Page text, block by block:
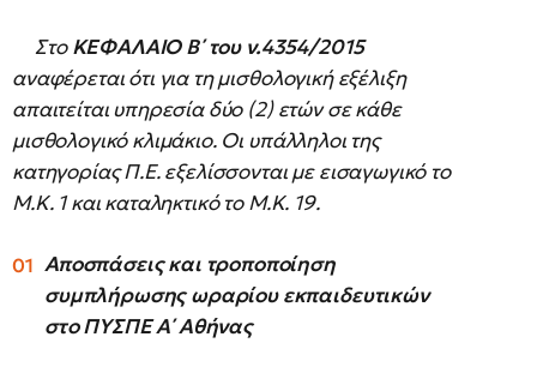
ΣτοΚΕΦΑΛΑΙΟ Β΄ του ν.4354/2015
αναφέρεται ότι για τη μισθολογική εξέλιξη
απαιτείται υπηρεσία δύο (2) ετών σε κάθε
μισθολογικό κλιμάκιο. Οι υπάλληλοι της
κατηγορίας Π.Ε. εξελίσσονται με εισαγωγικό το
Μ.Κ. 1 και καταληκτικό το Μ.Κ. 19.
Αποσπάσεις και τροποποίηση
συμπλήρωσης ωραρίου εκπαιδευτικών
στο ΠΥΣΠΕ Α΄ Αθήνας